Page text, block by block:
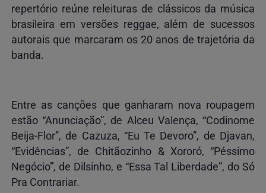
repertório reúne releituras de clássicos da música
brasileira em versões reggae, além de sucessos
autorais que marcaram os 20 anos de trajetória da
banda.
Entre as canções que ganharam nova roupagem
estão “Anunciação”, de Alceu Valença, “Codinome
Beija-Flor”, de Cazuza, “Eu Te Devoro”, de Djavan,
“Evidências”, de Chitãozinho & Xororó, “Péssimo
Negócio”, de Dilsinho, e “Essa Tal Liberdade”, do Só
Pra Contrariar.